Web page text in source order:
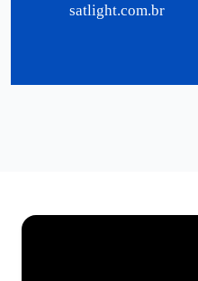
satlight.com.br